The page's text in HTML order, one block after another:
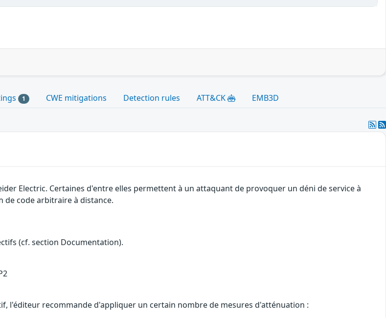
1 CWE mitigations Detection rules ATT&CK EMB3D
Electric. Certaines d'entre elles permettent à un attaquant de provoquer un déni de service à
de code arbitraire à distance.
(cf. section Documentation).
l'éditeur recommande d'appliquer un certain nombre de mesures d'atténuation :